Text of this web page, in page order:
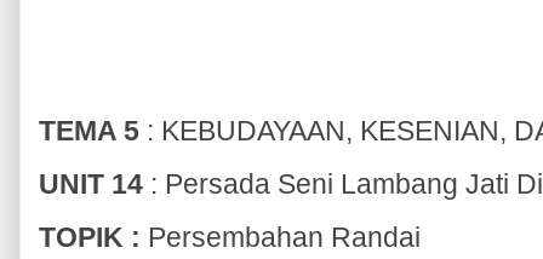
TEMA 5 : KEBUDAYAAN, KESENIAN,
UNIT 14 : Persada Seni Lambang Jati
TOPIK : Persembahan Randai